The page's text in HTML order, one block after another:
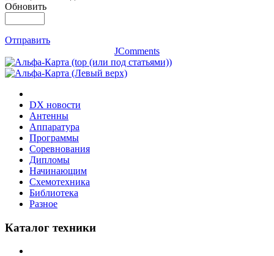
Обновить
Отправить
JComments
DX новости
Антенны
Аппаратура
Программы
Соревнования
Дипломы
Начинающим
Схемотехника
Библиотека
Разное
Каталог техники